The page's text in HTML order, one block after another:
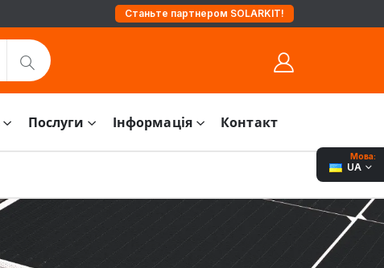
Станьте партнером SOLARKIT!
Мова:
UA
Послуги Інформація Контакт